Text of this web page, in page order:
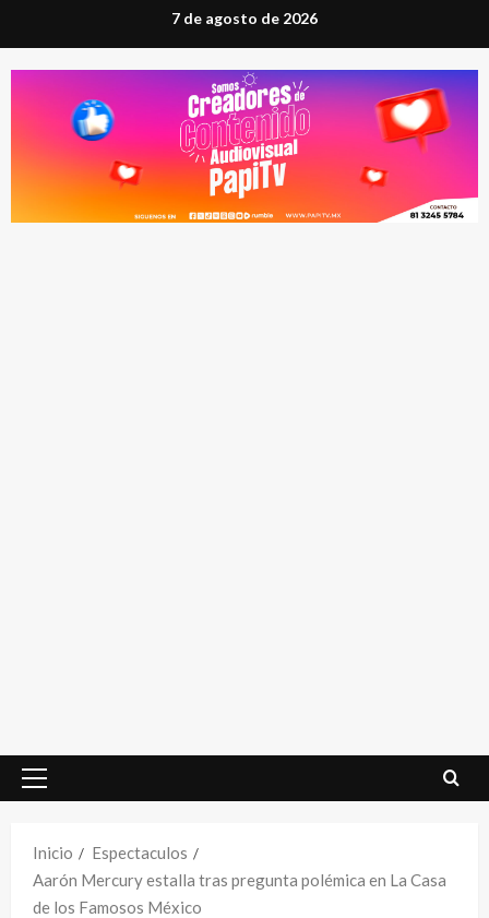
al
contenido
7 de agosto de 2026
Menú
Inicio
Espectaculos
Aarón Mercury estalla tras pregunta polémica en La Casa
de los Famosos México